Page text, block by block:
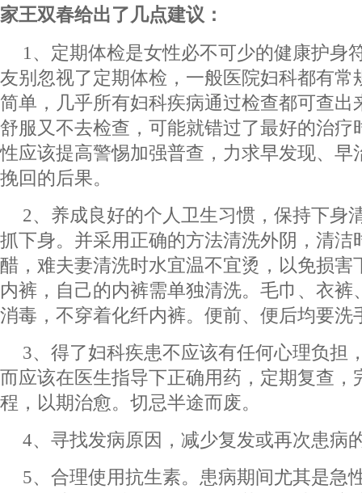
家王双春给出了几点建议：
1、定期体检是女性必不可少的健康护身
友别忽视了定期体检，一般医院妇科都有常
简单，几乎所有妇科疾病通过检查都可查出
舒服又不去检查，可能就错过了最好的治疗
性应该提高警惕加强普查，力求早发现、早
挽回的后果。
2、养成良好的个人卫生习惯，保持下身
抓下身。并采用正确的方法清洗外阴，清洁
醋，难夫妻清洗时水宜温不宜烫，以免损害
内裤，自己的内裤需单独清洗。毛巾、衣裤
消毒，不穿着化纤内裤。便前、便后均要洗
3、得了妇科疾患不应该有任何心理负担
而应该在医生指导下正确用药，定期复查，
程，以期治愈。切忌半途而废。
4、寻找发病原因，减少复发或再次患病
5、合理使用抗生素。患病期间尤其是急